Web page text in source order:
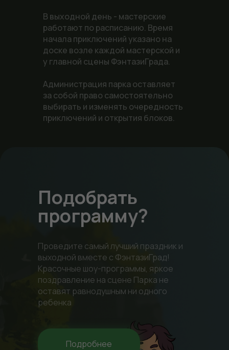
В выходной день - мастерские
работают по расписанию. Время
начала приключений указано на
доске возле каждой мастерской и
у главной сцены ФэнтазиГрада.
Администрация парка оставляет
за собой право самостоятельно
выбирать и изменять очередность
приключений и открытия блоков.
Проведите самый лучший праздник и
выходной вместе с ФэнтазиГрад!
Красочные шоу-программы, яркое
поздравление на сцене Парка не
оставят равнодушным ни одного
ребенка
Подобрать
программу?
Подробнее